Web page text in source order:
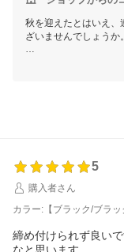
秋を迎えたとはいえ、
ざいませんでしょうか。
この度は貴重なレビ
まで届けてくださっ
なお、個別での対応
いただきますので、ど
これからも末永くご愛
今後とも、よろしくお
5
購入者さん
カラー:【ブラック/ブラッ
締め付けられず良い
なと思います。